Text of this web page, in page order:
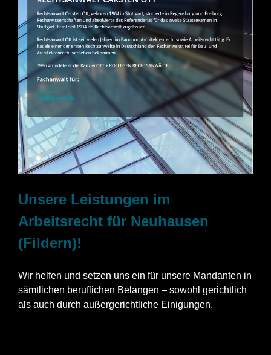
Unsere Leistungen im
Arbeitsrecht für Neuhausen
(Fildern)!
Wir helfen und setzen uns ein für unsere Mandanten in
sämtlichen beruflichen Belangen – sowohl gerichtlich
als auch durch außergerichtliche Einigungen.